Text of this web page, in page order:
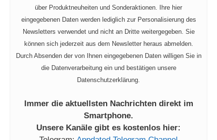
über Produktneuheiten und Sonderaktionen. Ihre hier
eingegebenen Daten werden lediglich zur Personalisierung des
Newsletters verwendet und nicht an Dritte weitergegeben. Sie
können sich jederzeit aus dem Newsletter heraus abmelden.
Durch Absenden der von Ihnen eingegebenen Daten willigen Sie in
die Datenverarbeitung ein und bestätigen unsere
Datenschutzerklärung.
Immer die aktuellsten Nachrichten direkt im
Smartphone.
Unsere Kanäle gibt es kostenlos hier: